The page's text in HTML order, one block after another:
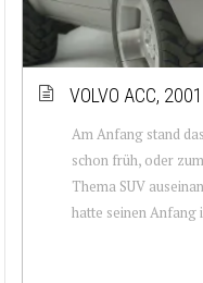
VOLVO ACC, 2001
Am Anfang stand
schon früh, oder
Thema SUV
hatte seinen Anfang